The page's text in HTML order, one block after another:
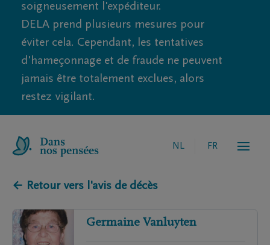
soigneusement l'expéditeur.
DELA prend plusieurs mesures pour
éviter cela. Cependant, les tentatives
d'hameçonnage et de fraude ne peuvent
jamais être totalement exclues, alors
restez vigilant.
NL FR
← Retour vers l'avis de décès
Germaine Vanluyten